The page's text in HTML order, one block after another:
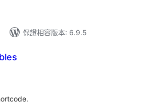
保證相容版本: 6.9.5